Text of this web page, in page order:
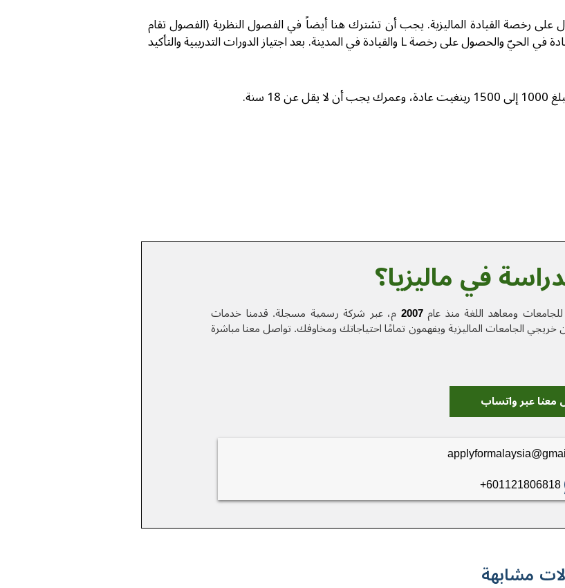
رخصة القيادة الماليزية. يجب أن تشترك هنا أيضاً في الفصول النظرية (الفصول تقام
باللغة الملاوية عادة) ثمّ في الاختبار التحريري (الإنجليزي). تعليم القيادة يشمل القيادة في الحيّ والحصول على رخصة L والقيادة في المدينة. بعد اجتياز الدورات التدريبية والتأكيد
في ماليزيا؟
ومعاهد اللغة منذ عام 2007 م، عبر شركة رسمية مسجلة. قدمنا خدمات
الجامعات الماليزية ويفهمون تمامًا احتياجاتك ومخاوفك. تواصل معنا مباشرة
معنا عبر واتساب
601121806818+
مشابهة